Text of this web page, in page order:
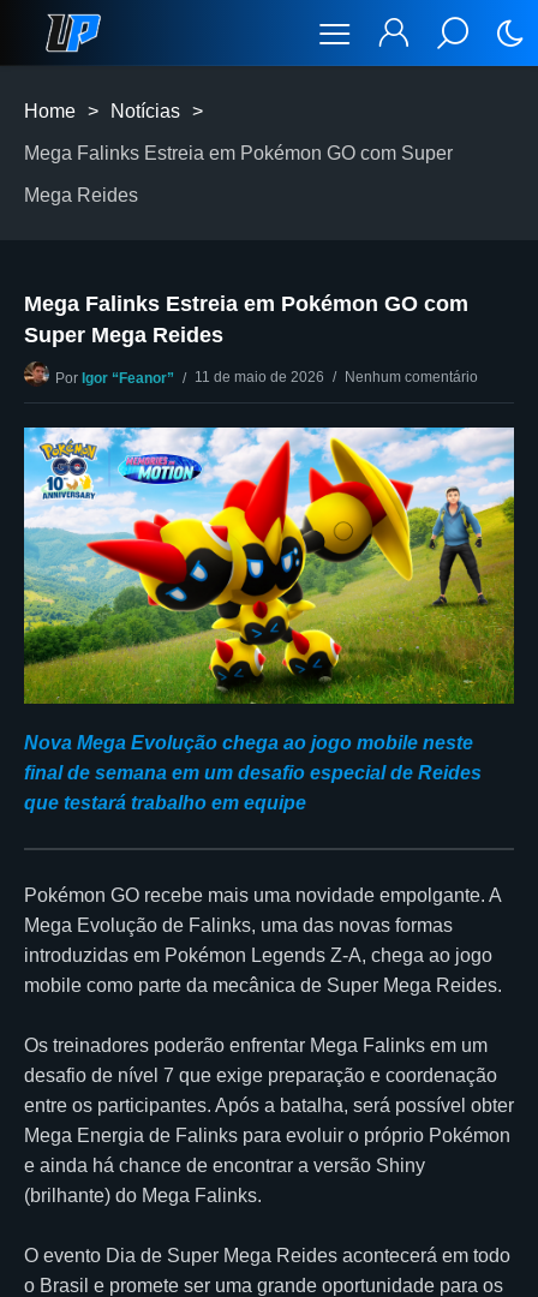
Home > Notícias >
Mega Falinks Estreia em Pokémon GO com Super
Mega Reides
Mega Falinks Estreia em Pokémon GO com
Super Mega Reides
Por Igor “Feanor” 11 de maio de 2026 Nenhum comentário
Nova Mega Evolução chega ao jogo mobile neste
final de semana em um desafio especial de Reides
que testará trabalho em equipe
Pokémon GO recebe mais uma novidade empolgante. A
Mega Evolução de Falinks, uma das novas formas
introduzidas em Pokémon Legends Z-A, chega ao jogo
mobile como parte da mecânica de Super Mega Reides.
Os treinadores poderão enfrentar Mega Falinks em um
desafio de nível 7 que exige preparação e coordenação
entre os participantes. Após a batalha, será possível obter
Mega Energia de Falinks para evoluir o próprio Pokémon
e ainda há chance de encontrar a versão Shiny
(brilhante) do Mega Falinks.
O evento Dia de Super Mega Reides acontecerá em todo
o Brasil e promete ser uma grande oportunidade para os